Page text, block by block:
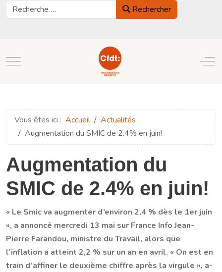
Rechercher
Rechercher
Mobile Menu Toggle
Vous êtes ici : Accueil
Actualités
Augmentation du SMIC de 2.4% en juin!
Augmentation du
SMIC de 2.4% en juin!
« Le Smic va augmenter d’environ 2,4 % dès le 1er juin
», a annoncé mercredi 13 mai sur France Info Jean-
Pierre Farandou, ministre du Travail, alors que
l’inflation a atteint 2,2 % sur un an en avril. « On est en
train d’affiner le deuxième chiffre après la virgule », a-